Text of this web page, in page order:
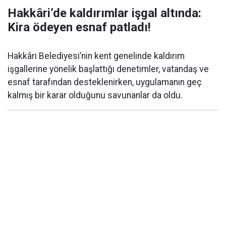
Hakkâri’de kaldırımlar işgal altında:
Kira ödeyen esnaf patladı!
Hakkâri Belediyesi’nin kent genelinde kaldırım
işgallerine yönelik başlattığı denetimler, vatandaş ve
esnaf tarafından desteklenirken, uygulamanın geç
kalmış bir karar olduğunu savunanlar da oldu.